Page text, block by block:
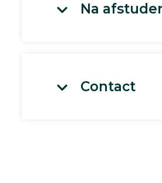
Na
Contact